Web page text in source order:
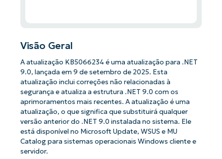
Visão Geral
A atualização KB5066234 é uma atualização para .NET
9.0, lançada em 9 de setembro de 2025. Esta
atualização inclui correções não relacionadas à
segurança e atualiza a estrutura .NET 9.0 com os
aprimoramentos mais recentes. A atualização é uma
atualização, o que significa que substituirá qualquer
versão anterior do .NET 9.0 instalada no sistema. Ele
está disponível no Microsoft Update, WSUS e MU
Catalog para sistemas operacionais Windows cliente e
servidor.